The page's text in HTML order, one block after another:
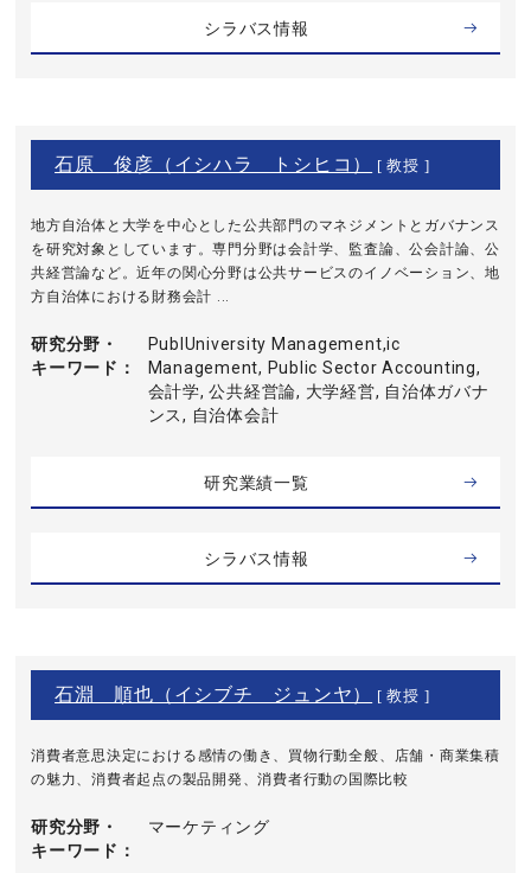
シラバス情報
石原 俊彦（イシハラ トシヒコ） [ 教授 ]
地方自治体と大学を中心とした公共部門のマネジメントとガバナンス
を研究対象としています。専門分野は会計学、監査論、公会計論、公
共経営論など。近年の関心分野は公共サービスのイノベーション、地
方自治体における財務会計 ...
研究分野・
キーワード
PublUniversity Management,ic
Management, Public Sector Accounting,
会計学, 公共経営論, 大学経営, 自治体ガバナ
ンス, 自治体会計
研究業績一覧
シラバス情報
石淵 順也（イシブチ ジュンヤ） [ 教授 ]
消費者意思決定における感情の働き、買物行動全般、店舗・商業集積
の魅力、消費者起点の製品開発、消費者行動の国際比較
研究分野・
キーワード
マーケティング